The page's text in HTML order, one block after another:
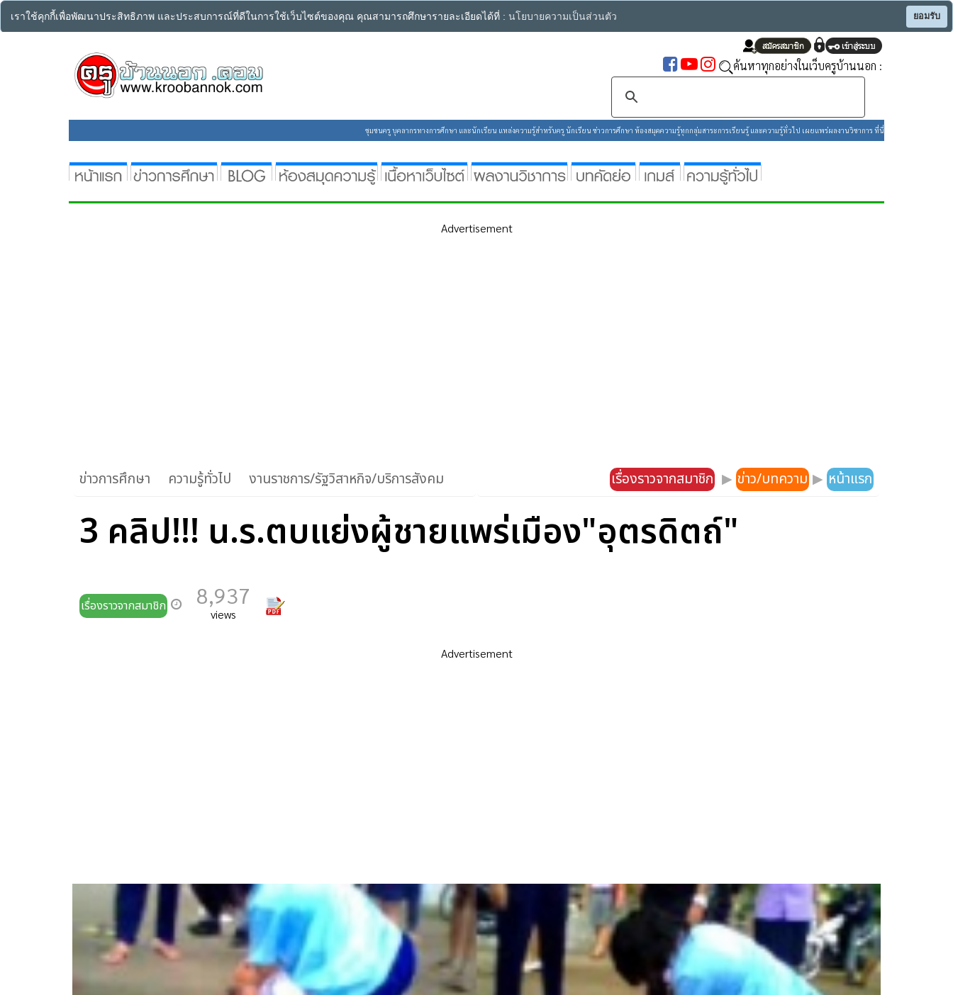
เราใช้คุกกี้เพื่อพัฒนาประสิทธิภาพ และประสบการณ์ที่ดีในการใช้เว็บไซต์ของคุณ คุณสามารถศึกษารายละเอียดได้ที่ : นโยบายความเป็นส่วนตัว ยอมรับ
ค้นหาทุกอย่างในเว็บครูบ้านนอก :
ชุมชนครู บุคลากรทางการศึกษา และนักเรียน แหล่งความรู้สำหรับครู นักเรียน ข่าวการศึกษา ห้องสมุดความรู้ทุกกลุ่มสาระการเรียนรู้ และความรู้ทั่วไป เผยแพร่ผลงานวิชาการ ที่นี่
Advertisement
ข่าวการศึกษา ความรู้ทั่วไป งานราชการ/รัฐวิสาหกิจ/บริการสังคม เรื่องราวจากสมาชิก ▶ ข่าว/บทความ ▶ หน้าแรก
3 คลิป!!! น.ร.ตบแย่งผู้ชายแพร่เมือง"อุตรดิตถ์"
เรื่องราวจากสมาชิก 8,937
views
Advertisement